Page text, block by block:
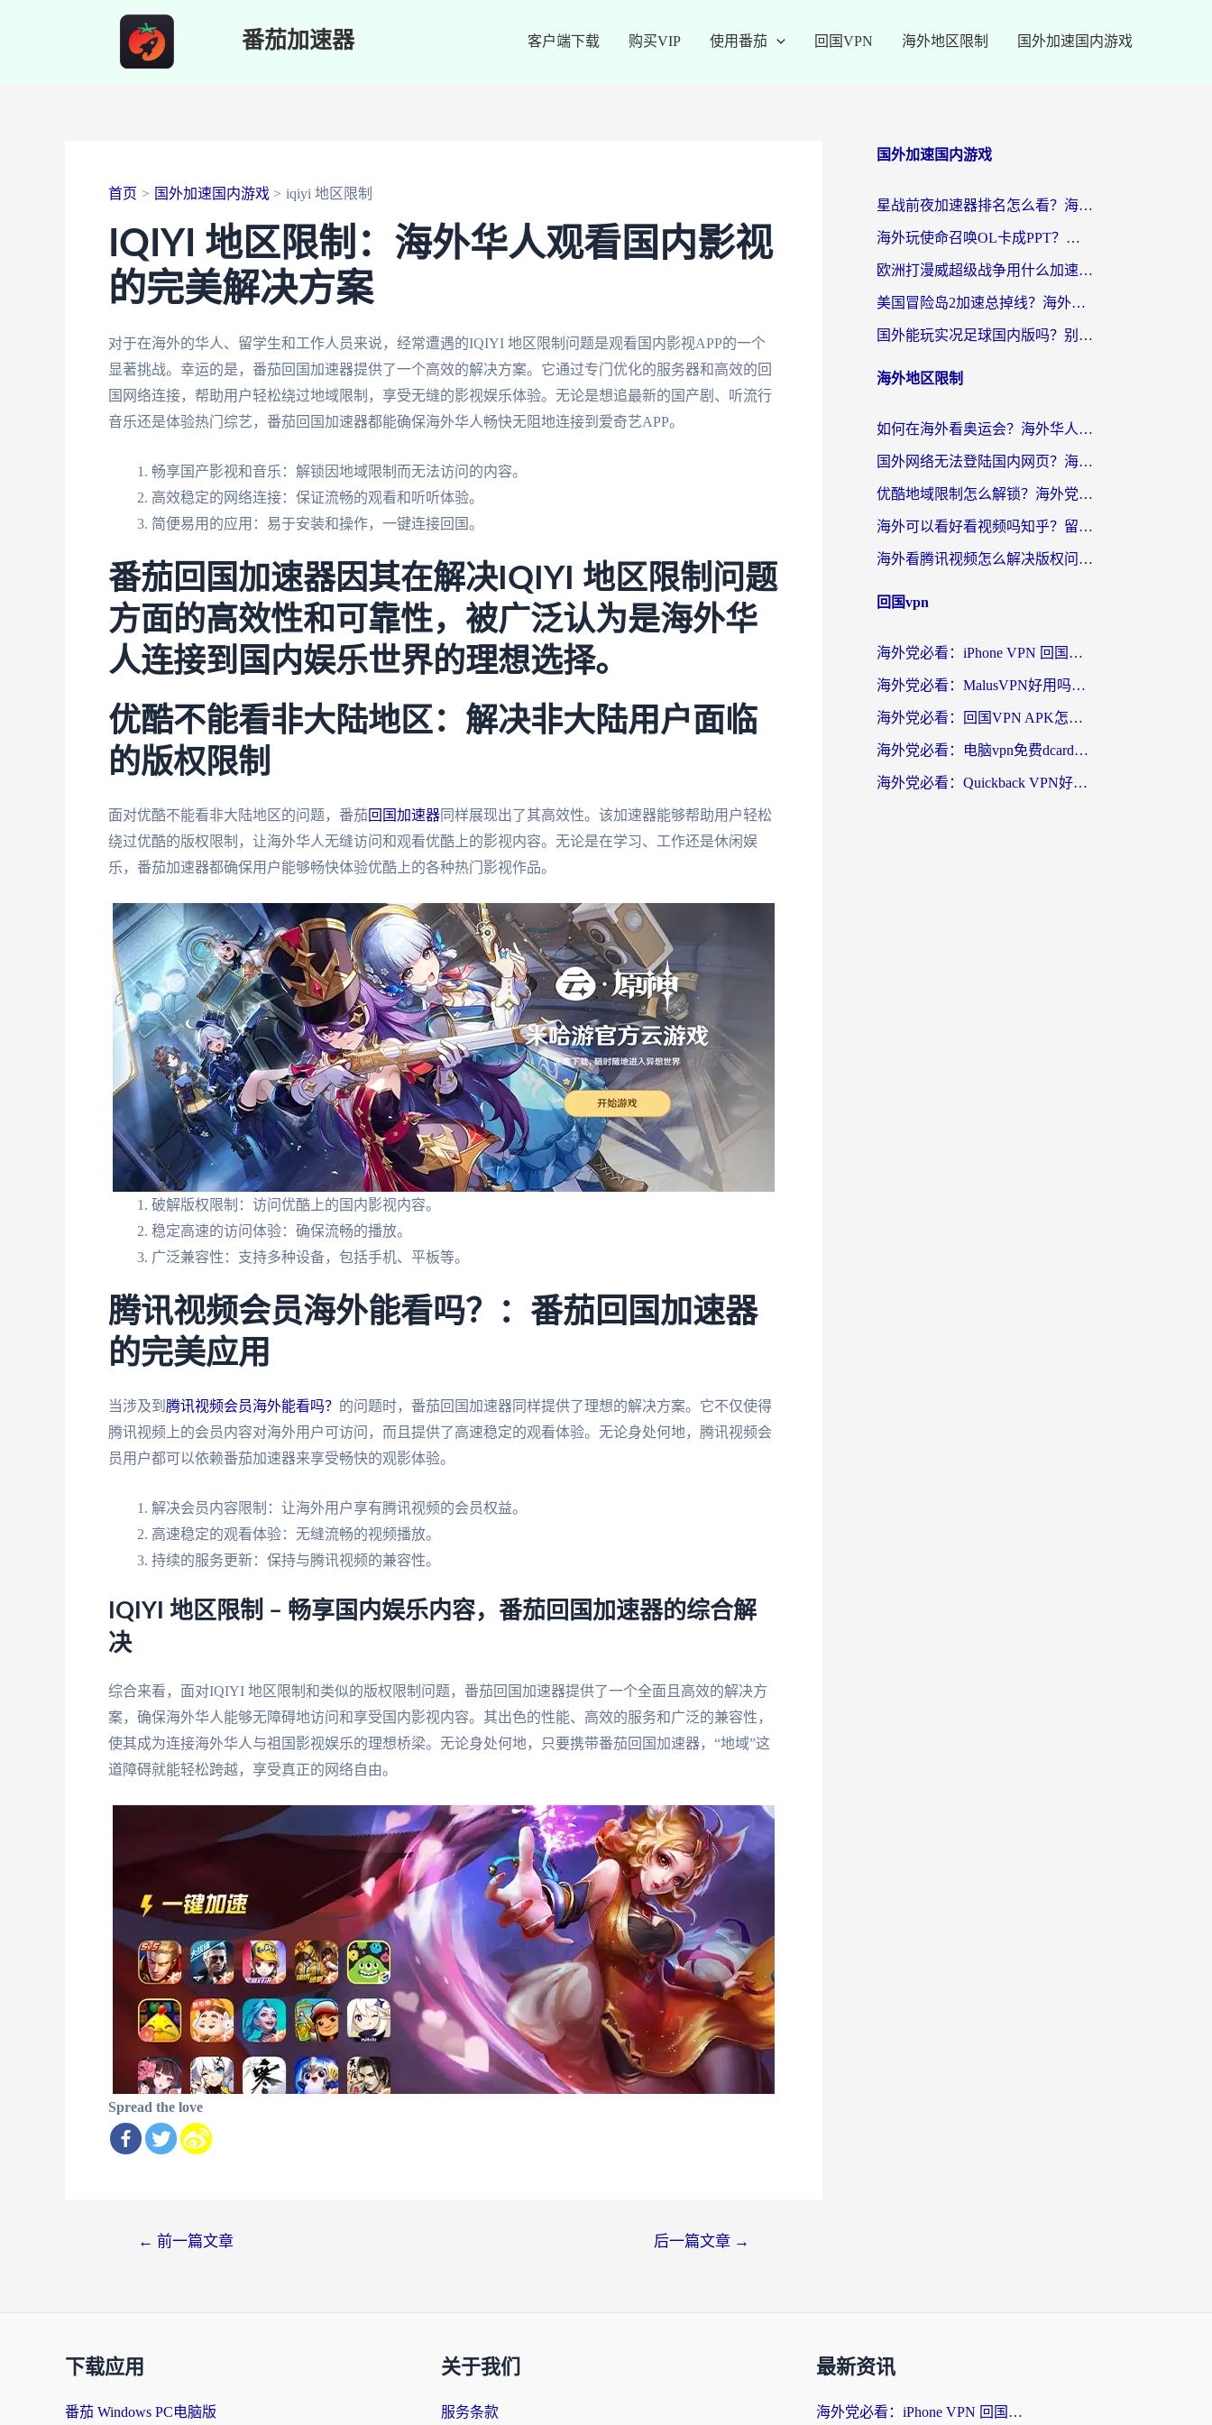
番茄加速器 客户端下载 购买VIP 使用番茄 回国VPN 海外地区限制 国外加速国内游戏
首页 国外加速国内游戏 iqiyi 地区限制
IQIYI 地区限制：海外华人观看国内影视
的完美解决方案
对于在海外的华人、留学生和工作人员来说，经常遭遇的IQIYI 地区限制问题是观看国内影视APP的一个
显著挑战。幸运的是，番茄回国加速器提供了一个高效的解决方案。它通过专门优化的服务器和高效的回
国网络连接，帮助用户轻松绕过地域限制，享受无缝的影视娱乐体验。无论是想追最新的国产剧、听流行
音乐还是体验热门综艺，番茄回国加速器都能确保海外华人畅快无阻地连接到爱奇艺APP。
畅享国产影视和音乐：解锁因地域限制而无法访问的内容。
高效稳定的网络连接：保证流畅的观看和听听体验。
简便易用的应用：易于安装和操作，一键连接回国。
番茄回国加速器因其在解决IQIYI 地区限制问题
方面的高效性和可靠性，被广泛认为是海外华
人连接到国内娱乐世界的理想选择。
优酷不能看非大陆地区：解决非大陆用户面临
的版权限制
面对优酷不能看非大陆地区的问题，番茄回国加速器 同样展现出了其高效性。该加速器能够帮助用户轻松
绕过优酷的版权限制，让海外华人无缝访问和观看优酷上的影视内容。无论是在学习、工作还是休闲娱
乐，番茄加速器都确保用户能够畅快体验优酷上的各种热门影视作品。
破解版权限制：访问优酷上的国内影视内容。
稳定高速的访问体验：确保流畅的播放。
广泛兼容性：支持多种设备，包括手机、平板等。
腾讯视频会员海外能看吗？：番茄回国加速器
的完美应用
当涉及到 腾讯视频会员海外能看吗？ 的问题时，番茄回国加速器同样提供了理想的解决方案。它不仅使得
腾讯视频上的会员内容对海外用户可访问，而且提供了高速稳定的观看体验。无论身处何地，腾讯视频会
员用户都可以依赖番茄加速器来享受畅快的观影体验。
解决会员内容限制：让海外用户享有腾讯视频的会员权益。
高速稳定的观看体验：无缝流畅的视频播放。
持续的服务更新：保持与腾讯视频的兼容性。
IQIYI 地区限制 – 畅享国内娱乐内容，番茄回国加速器的综合解
决
综合来看，面对IQIYI 地区限制和类似的版权限制问题，番茄回国加速器提供了一个全面且高效的解决方
案，确保海外华人能够无障碍地访问和享受国内影视内容。其出色的性能、高效的服务和广泛的兼容性，
使其成为连接海外华人与祖国影视娱乐的理想桥梁。无论身处何地，只要携带番茄回国加速器，“地域”这
道障碍就能轻松跨越，享受真正的网络自由。
Spread the love
← 前一篇文章 后一篇文章 →
国外加速国内游戏
星战前夜加速器排名怎么看？海外玩家国服游戏畅玩终极指南（附欧洲玩跑跑我的起源解决方案）
海外玩使命召唤OL卡成PPT？苹果用户必看：使命召唤OL国外加速器下载苹果版指南
欧洲打漫威超级战争用什么加速器？3个海外游戏卡顿问题一次解决（附实测推荐）
美国冒险岛2加速总掉线？海外玩家必看的国服游戏加速器选择指南
国外能玩实况足球国内版吗？别再卡成PPT！海外党国服游戏加速全攻略
海外地区限制
如何在海外看奥运会？海外华人必看的体育赛事直播终极指南
国外网络无法登陆国内网页？海外党必看：选对回国加速器实现无缝访问
优酷地域限制怎么解锁？海外党亲测有效的追剧自由指南
海外可以看好看视频吗知乎？留学生亲测有效的回国追剧解决方案
海外看腾讯视频怎么解决版权问题呢？3步让你轻松解锁国内影视自由
回国vpn
海外党必看：iPhone VPN 回国怎么选？一篇搞定无缝访问国内资源
海外党必看：MalusVPN好用吗？和畅游VPN对比哪个回国效果更好？附穿梭飞鱼神龟真实体验
海外党必看：回国VPN APK怎么选？3步教你无缝刷国内剧玩国服
海外党必看：电脑vpn免费dcard真的靠谱吗？教你选对回国加速器无缝访问国内资源
海外党必看：Quickback VPN好用吗？和小黑牛VPN对比哪个回国效果更好？附真实体验+避坑指南
下载应用
番茄 Windows PC电脑版
关于我们
服务条款
最新资讯
海外党必看：iPhone VPN 回国怎么选？一篇搞定无缝访问国内资源